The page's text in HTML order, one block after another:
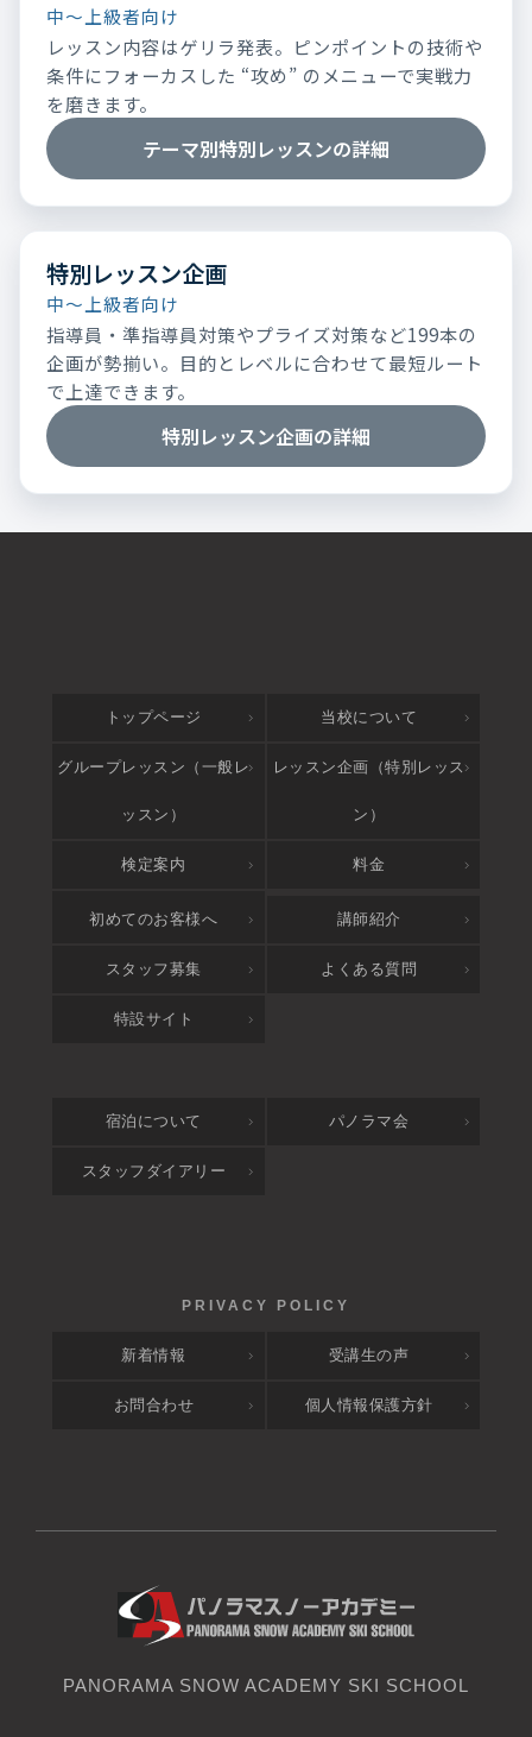
中～上級者向け
レッスン内容はゲリラ発表。ピンポイントの技術や
条件にフォーカスした “攻め” のメニューで実戦力
を磨きます。
テーマ別特別レッスンの詳細
特別レッスン企画
中～上級者向け
指導員・準指導員対策やプライズ対策など199本の
企画が勢揃い。目的とレベルに合わせて最短ルート
で上達できます。
特別レッスン企画の詳細
トップページ 当校について
グループレッスン（一般レ
ッスン）
レッスン企画（特別レッス
ン）
検定案内 料金
アクセス
初めてのお客様へ 講師紹介
スタッフ募集 よくある質問
特設サイト
宿泊について パノラマ会
スタッフダイアリー
新着情報 受講生の声
お問合わせ 個人情報保護方針
PANORAMA SNOW ACADEMY SKI SCHOOL